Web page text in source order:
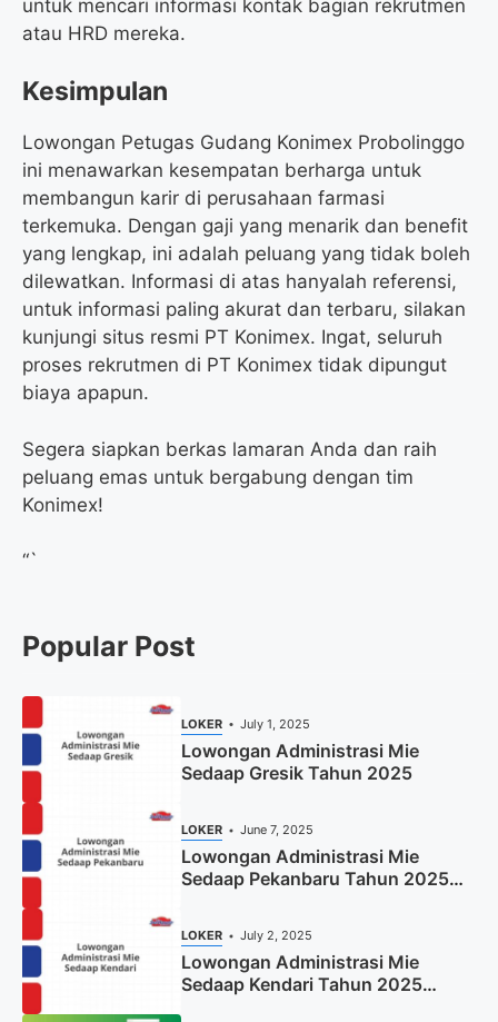
untuk mencari informasi kontak bagian rekrutmen
atau HRD mereka.
Kesimpulan
Lowongan Petugas Gudang Konimex Probolinggo
ini menawarkan kesempatan berharga untuk
membangun karir di perusahaan farmasi
terkemuka. Dengan gaji yang menarik dan benefit
yang lengkap, ini adalah peluang yang tidak boleh
dilewatkan. Informasi di atas hanyalah referensi,
untuk informasi paling akurat dan terbaru, silakan
kunjungi situs resmi PT Konimex. Ingat, seluruh
proses rekrutmen di PT Konimex tidak dipungut
biaya apapun.
Segera siapkan berkas lamaran Anda dan raih
peluang emas untuk bergabung dengan tim
Konimex!
“`
Popular Post
LOKER July 1, 2025
Lowongan Administrasi Mie
Sedaap Gresik Tahun 2025
LOKER June 7, 2025
Lowongan Administrasi Mie
Sedaap Pekanbaru Tahun 2025
LOKER July 2, 2025
Lowongan Administrasi Mie
Sedaap Kendari Tahun 2025